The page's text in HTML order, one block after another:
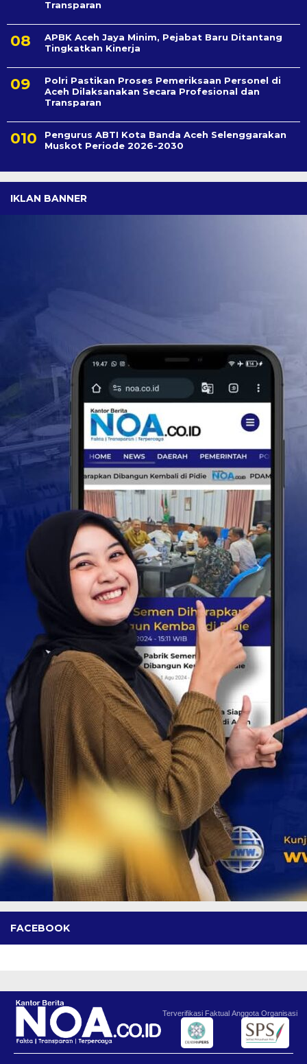
Transparan
APBK Aceh Jaya Minim, Pejabat Baru Ditantang
Tingkatkan Kinerja
Polri Pastikan Proses Pemeriksaan Personel di
Aceh Dilaksanakan Secara Profesional dan
Transparan
Pengurus ABTI Kota Banda Aceh Selenggarakan
Muskot Periode 2026-2030
IKLAN BANNER
FACEBOOK
Terverifikasi Faktual Anggota Organisasi